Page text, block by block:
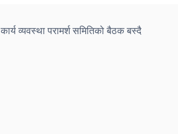
कार्य व्यवस्था परामर्श समितिको बैठक बस्दै